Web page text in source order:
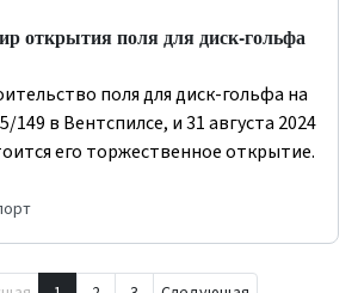
открытия поля для диск-гольфа
поля для диск-гольфа на
149 в Вентспилсе, и 31 августа 2024
его торжественное открытие.